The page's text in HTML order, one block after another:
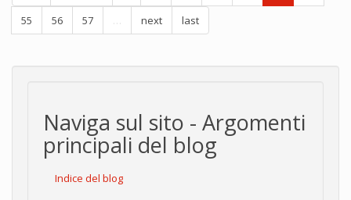
55 56 57 … next last
Naviga sul sito - Argomenti
principali del blog
Indice del blog